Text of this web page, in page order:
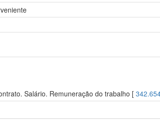
Salário. Remuneração do trabalho [